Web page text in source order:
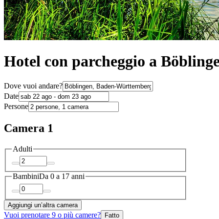
Hotel con parcheggio a
Dove vuoi andare?
Date
Persone
Camera 1
Adulti
BambiniDa 0 a 17 anni
Aggiungi un’altra camera
Vuoi prenotare 9 o più camere? Fatto